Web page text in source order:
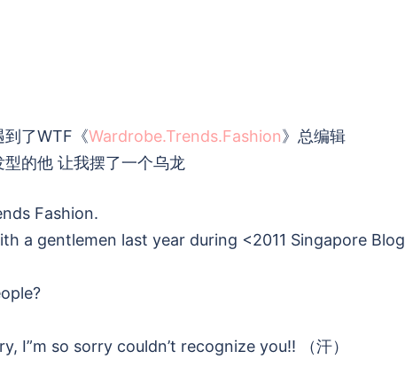
到了WTF《Wardrobe.Trends.Fashion》总编辑
的他 让我摆了一个乌龙
Fashion.
a gentlemen last year during <2011 Singapore Blog
I”m so sorry couldn’t recognize you!! （汗）